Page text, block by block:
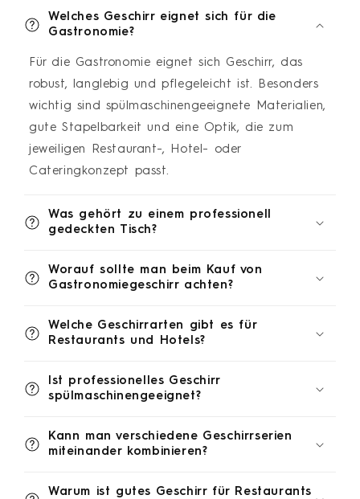
Welches Geschirr eignet sich für die
Gastronomie?
Für die Gastronomie eignet sich Geschirr, das
robust, langlebig und pflegeleicht ist. Besonders
wichtig sind spülmaschinengeeignete Materialien,
gute Stapelbarkeit und eine Optik, die zum
jeweiligen Restaurant-, Hotel- oder
Cateringkonzept passt.
Was gehört zu einem professionell
gedeckten Tisch?
Worauf sollte man beim Kauf von
Gastronomiegeschirr achten?
Welche Geschirrarten gibt es für
Restaurants und Hotels?
Ist professionelles Geschirr
spülmaschinengeeignet?
Kann man verschiedene Geschirrserien
miteinander kombinieren?
Warum ist gutes Geschirr für Restaurants